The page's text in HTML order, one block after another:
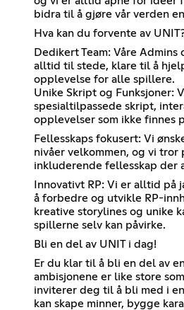
bidra til å gjøre vår verden
Hva kan du forvente av
Dedikert Team: Våre
alltid til stede, klare til å
opplevelse for alle spillere.
Unike Skript og Funksjoner:
spesialtilpassede skript,
opplevelser som ikke finnes
Fellesskaps fokusert: Vi
nivåer velkommen, og vi tror
inkluderende fellesskap der
Innovativt RP: Vi er alltid på
å forbedre og utvikle RP-
kreative storylines og unike
spillerne selv kan påvirke.
Bli en del av UNIT i dag!
Er du klar til å bli en del av
ambisjonene er like store
inviterer deg til å bli med i
kan skape minner, bygge